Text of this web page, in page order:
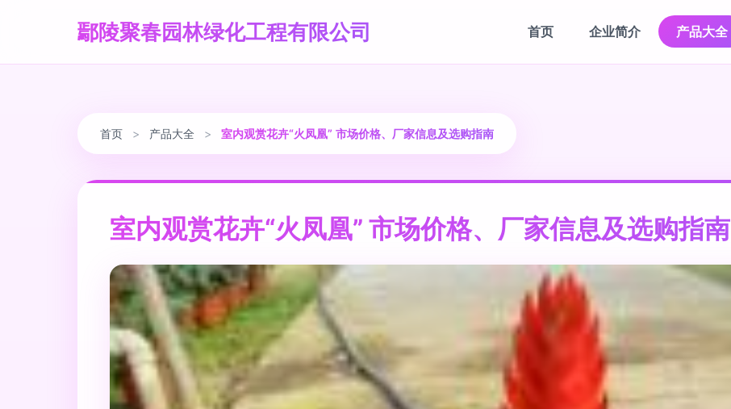
鄢陵聚春园林绿化工程有限公司 首页 企业简介 产品大全
首页 > 产品大全 > 室内观赏花卉“火凤凰” 市场价格、厂家信息及选购指南
室内观赏花卉“火凤凰” 市场价格、厂家信息及选购指南